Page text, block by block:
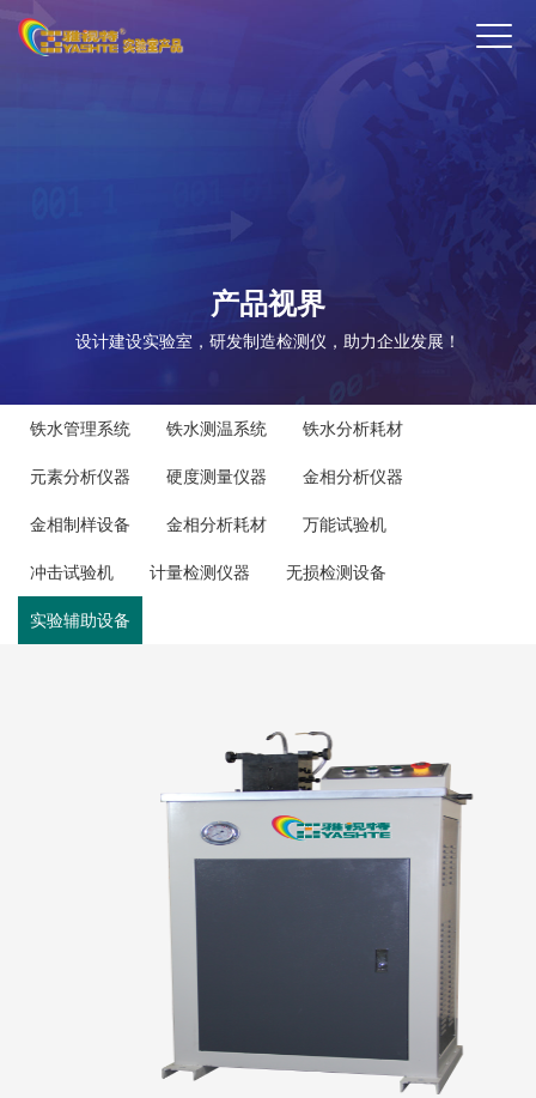
产品视界
设计建设实验室，研发制造检测仪，助力企业发展！
铁水管理系统 铁水测温系统 铁水分析耗材
元素分析仪器 硬度测量仪器 金相分析仪器
金相制样设备 金相分析耗材 万能试验机
冲击试验机 计量检测仪器 无损检测设备
实验辅助设备